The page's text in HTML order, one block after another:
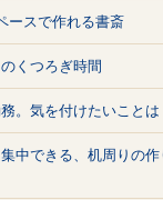
ースで作れる書斎
くつろぎ時間
。気を付けたいことは
中できる、机周りの作